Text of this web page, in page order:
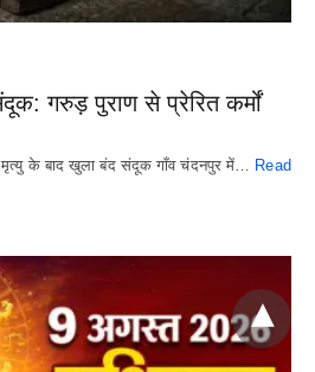
गरुड़ पुराण से प्रेरित कर्मों
के बाद खुला बंद संदूक गाँव चंदनपुर में…
Read